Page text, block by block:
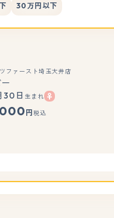
30万円以下
もっと見る
ファースト埼玉大井店
日 生まれ
円 税込